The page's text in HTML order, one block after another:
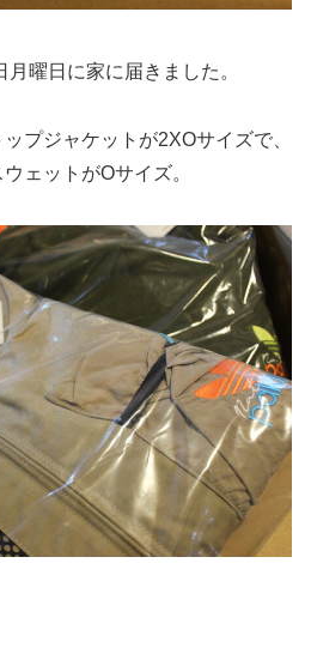
曜日に家に届きました。
プジャケットが2XOサイズで、
ェットがOサイズ。